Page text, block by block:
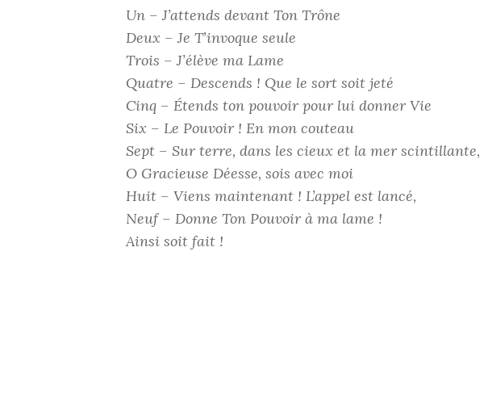
Un – J’attends devant Ton Trône
Deux – Je T’invoque seule
Trois – J’élève ma Lame
Quatre – Descends ! Que le sort soit jeté
Cinq – Étends ton pouvoir pour lui donner Vie
Six – Le Pouvoir ! En mon couteau
Sept – Sur terre, dans les cieux et la mer scintillante,
O Gracieuse Déesse, sois avec moi
Huit – Viens maintenant ! L’appel est lancé,
Neuf – Donne Ton Pouvoir à ma lame !
Ainsi soit fait !